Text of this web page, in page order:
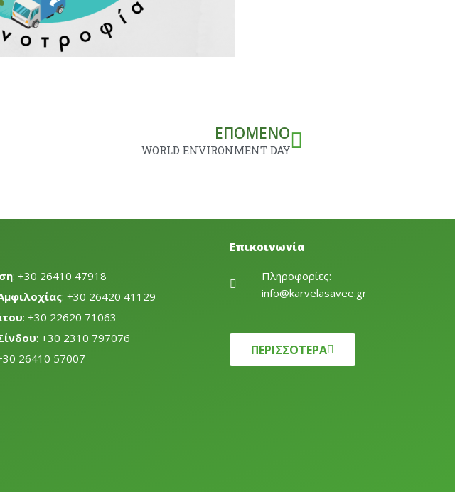
ΕΠΌΜΕΝΟ
WORLD ENVIRONMENT DAY
Next
: +30 26410 47918
: +30 26420 41129
: +30 22620 71063
: +30 2310 797076
26410 57007
Επικοινωνία
Πληροφορίες:
info@karvelasavee.gr
ΠΕΡΙΣΣΟΤΕΡΑ